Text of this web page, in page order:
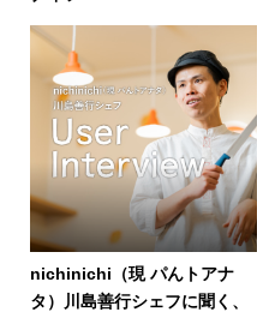
nichinichi（現 パんトアナ
タ）川島善行シェフに聞く、